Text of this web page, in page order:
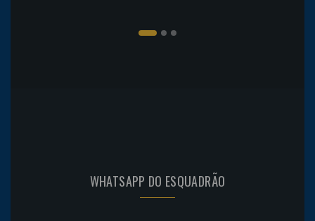
WHATSAPP DO ESQUADRÃO